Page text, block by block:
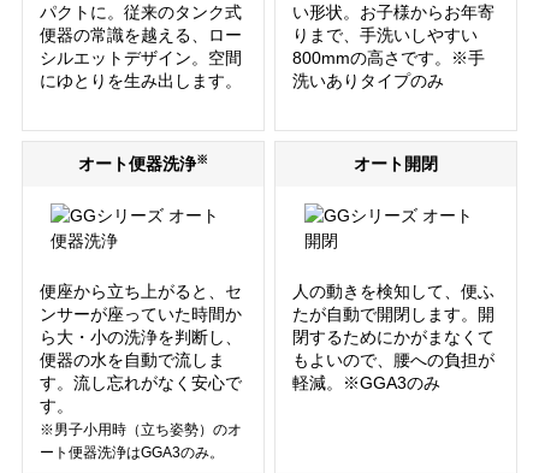
パクトに。従来のタンク式
便器の常識を越える、ロー
シルエットデザイン。空間
にゆとりを生み出します。
い形状。お子様からお年寄
りまで、手洗いしやすい
800mmの高さです。※手
洗いありタイプのみ
オート便器洗浄※
便座から立ち上がると、セ
ンサーが座っていた時間か
ら大・小の洗浄を判断し、
便器の水を自動で流しま
す。流し忘れがなく安心で
す。
※男子小用時（立ち姿勢）のオ
ート便器洗浄はGGA3のみ。
オート開閉
人の動きを検知して、便ふ
たが自動で開閉します。開
閉するためにかがまなくて
もよいので、腰への負担が
軽減。※GGA3のみ